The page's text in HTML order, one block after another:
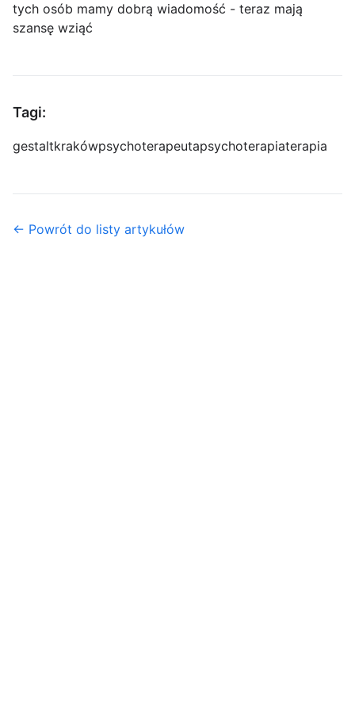
tych osób mamy dobrą wiadomość - teraz mają
szansę wziąć
Tagi:
gestaltkrakówpsychoterapeutapsychoterapiaterapia
← Powrót do listy artykułów